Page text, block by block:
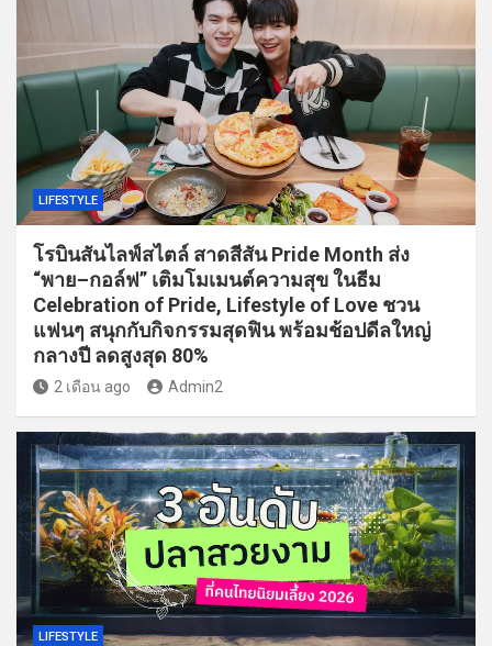
LIFESTYLE
โรบินสันไลฟ์สไตล์ สาดสีสัน Pride Month ส่ง
“พาย–กอล์ฟ” เติมโมเมนต์ความสุข ในธีม
Celebration of Pride, Lifestyle of Love ชวน
แฟนๆ สนุกกับกิจกรรมสุดฟิน พร้อมช้อปดีลใหญ่
กลางปี ลดสูงสุด 80%
2 เดือน ago Admin2
LIFESTYLE